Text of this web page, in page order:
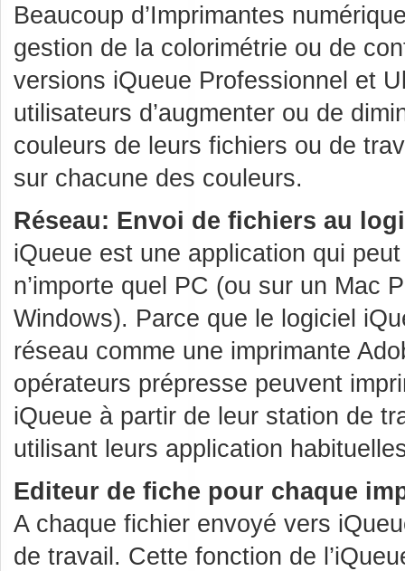
Beaucoup d’Imprimantes
gestion de la colorimétrie ou de
versions iQueue Professionnel et
utilisateurs d’augmenter ou de
couleurs de leurs fichiers ou de
sur chacune des couleurs.
Réseau: Envoi de fichiers au
iQueue est une application qui
n’importe quel PC (ou sur un Mac
Windows). Parce que le logiciel
réseau comme une imprimante
opérateurs prépresse peuvent
iQueue à partir de leur station de
utilisant leurs application
Editeur de fiche pour chaque
A chaque fichier envoyé vers
de travail. Cette fonction de